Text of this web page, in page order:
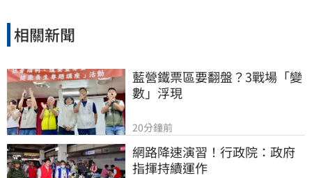
相關新聞
藍營鐵票區要翻盤？3戰場「變
數」浮現
20分鐘前
網路降速演習！行政院：政府
指揮持續運作